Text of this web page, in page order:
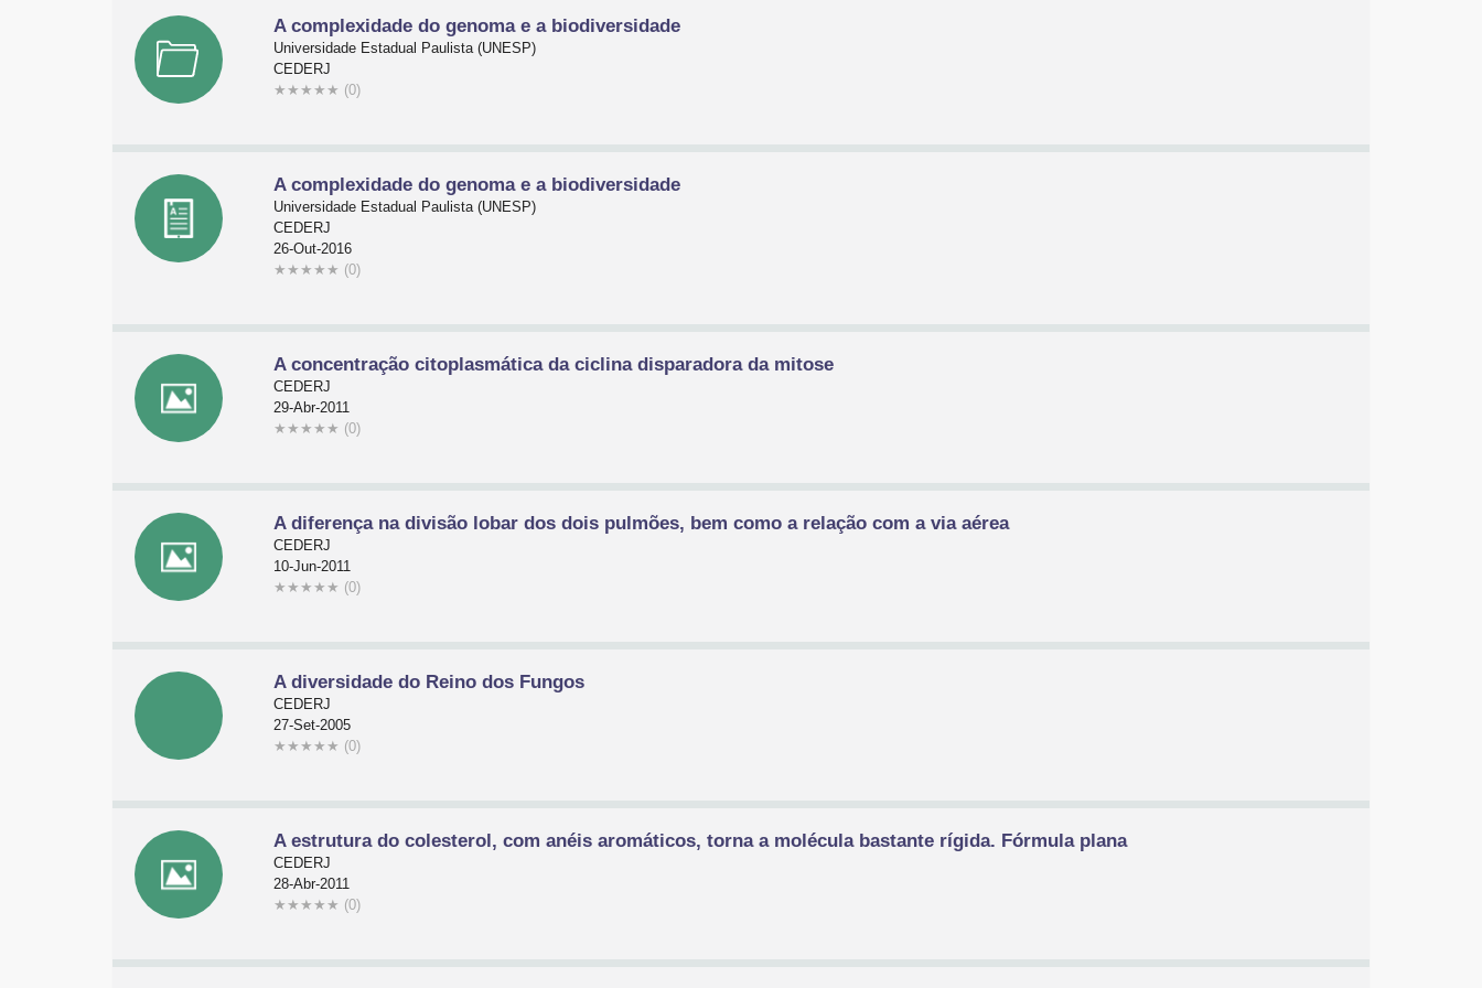
A complexidade do genoma e a biodiversidade
Universidade Estadual Paulista (UNESP)
CEDERJ
★ ★ ★ ★ ★ (0)
A complexidade do genoma e a biodiversidade
Universidade Estadual Paulista (UNESP)
CEDERJ
26-Out-2016
★ ★ ★ ★ ★ (0)
A concentração citoplasmática da ciclina disparadora da mitose
CEDERJ
29-Abr-2011
★ ★ ★ ★ ★ (0)
A diferença na divisão lobar dos dois pulmões, bem como a relação com a via aérea
CEDERJ
10-Jun-2011
★ ★ ★ ★ ★ (0)
A diversidade do Reino dos Fungos
CEDERJ
27-Set-2005
★ ★ ★ ★ ★ (0)
A estrutura do colesterol, com anéis aromáticos, torna a molécula bastante rígida. Fórmula plana
CEDERJ
28-Abr-2011
★ ★ ★ ★ ★ (0)